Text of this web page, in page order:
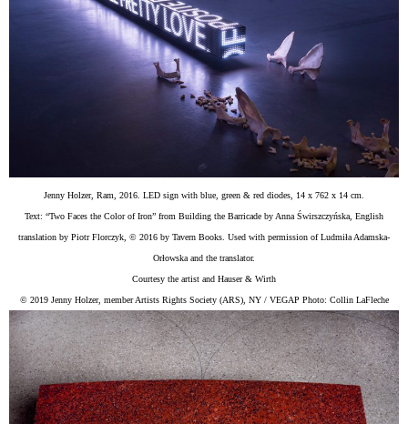
Jenny Holzer, Ram, 2016. LED sign with blue, green & red diodes, 14 x 762 x 14 cm.
Text: “Two Faces the Color of Iron” from Building the Barricade by Anna Świrszczyńska, English
translation by Piotr Florczyk, © 2016 by Tavern Books. Used with permission of Ludmiła Adamska-
Orłowska and the translator.
Courtesy the artist and Hauser & Wirth
© 2019 Jenny Holzer, member Artists Rights Society (ARS), NY / VEGAP Photo: Collin LaFleche